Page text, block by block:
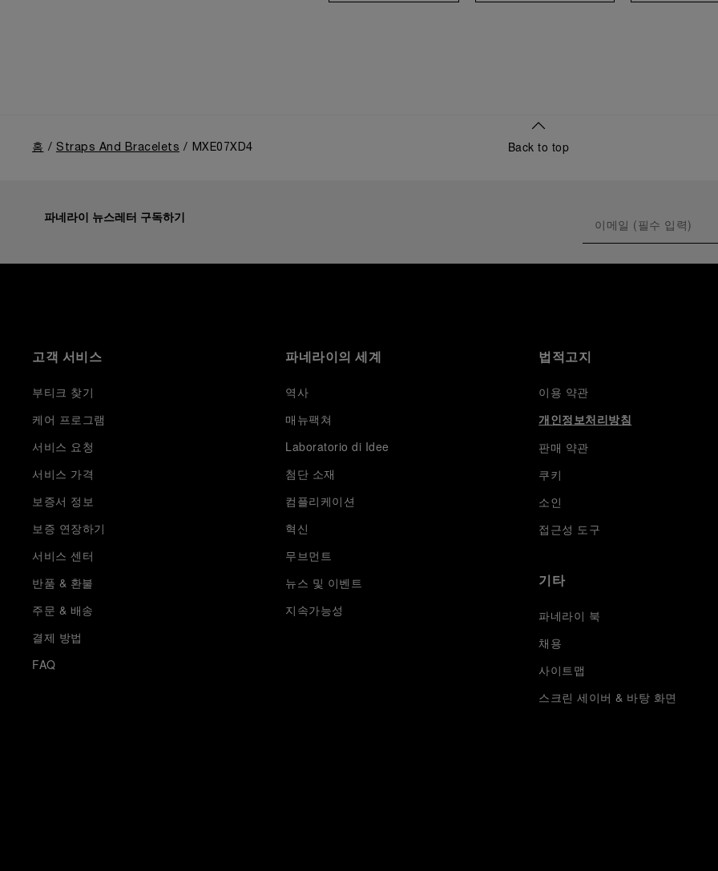
홈 Straps And Bracelets MXE07XD4 Back to top
파네라이 뉴스레터 구독하기
고객 서비스
부티크 찾기
케어 프로그램
서비스 요청
서비스 가격
보증서 정보
보증 연장하기
서비스 센터
반품 & 환불
주문 & 배송
결제 방법
FAQ
파네라이의 세계
역사
매뉴팩쳐
Laboratorio di Idee
첨단 소재
컴플리케이션
혁신
무브먼트
뉴스 및 이벤트
지속가능성
법적고지
이용 약관
개인정보처리방침
판매 약관
쿠키
소인
접근성 도구
기타
파네라이 북
채용
사이트맵
스크린 세이버 & 바탕 화면